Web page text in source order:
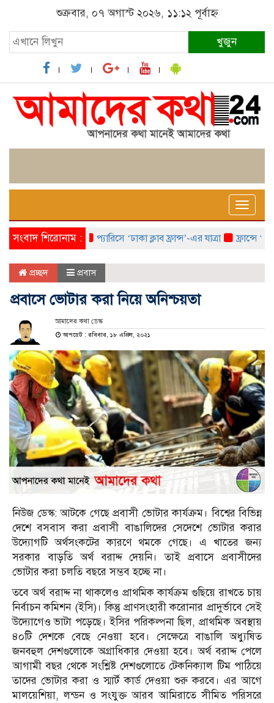
শুক্রবার, ০৭ অগাস্ট ২০২৬, ১১:১২ পূর্বাহ্ন
খুজুন
Toggle
সংবাদ শিরোনাম :প্যারিসে ‘ঢাকা ক্লাব ফ্রান্স’-এর যাত্রা ফ্রান্সে
প্রচ্ছদ প্রবাস
প্রবাসে ভোটার করা নিয়ে অনিশ্চয়তা
আমাদের কথা ডেস্ক
আপডেট : রবিবার, ১৮ এপ্রিল, ২০২১
নিউজ ডেস্ক: আটকে গেছে প্রবাসী ভোটার কার্যক্রম। বিশ্বের বিভিন্ন
দেশে বসবাস করা প্রবাসী বাঙালিদের সেদেশে ভোটার করার
উদ্যোগটি অর্থসংকটের কারণে থমকে গেছে। এ খাতের জন্য
সরকার বাড়তি অর্থ বরাদ্দ দেয়নি। তাই প্রবাসে প্রবাসীদের
ভোটার করা চলতি বছরে সম্ভব হচ্ছে না।
তবে অর্থ বরাদ্দ না থাকলেও প্রাথমিক কার্যক্রম গুছিয়ে রাখতে চায়
নির্বাচন কমিশন (ইসি)। কিন্তু প্রাণসংহারী করোনার প্রাদুর্ভাবে সেই
উদ্যোগেও ভাটা পড়েছে। ইসির পরিকল্পনা ছিল, প্রাথমিক অবস্থায়
৪০টি দেশকে বেছে নেওয়া হবে। সেক্ষেত্রে বাঙালি অধ্যুষিত
জনবহুল দেশগুলোকে অগ্রাধিকার দেওয়া হবে। অর্থ বরাদ্দ পেলে
আগামী বছর থেকে সংশ্লিষ্ট দেশগুলোতে টেকনিক্যাল টিম পাঠিয়ে
তাদের ভোটার করা ও স্মার্ট কার্ড দেওয়া শুরু করবে। এর আগে
মালয়েশিয়া, লন্ডন ও সংযুক্ত আরব আমিরাতে সীমিত পরিসরে